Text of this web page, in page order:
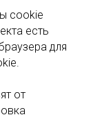
сookie
есть
для
от